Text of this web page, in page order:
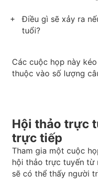
Điều gì sẽ xảy ra
tuổi?
Các cuộc họp này
thuộc vào số lượng
Hội thảo trực
trực tiếp
Tham gia một cuộc
hội thảo trực tuyến từ
sẽ có thể thấy người